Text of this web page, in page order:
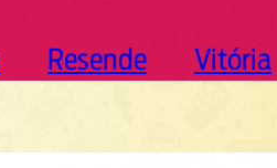
Resende Vitória